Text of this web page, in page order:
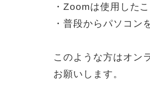
・Zoomは使用した
・普段からパソコン
このような方はオン
お願いします。